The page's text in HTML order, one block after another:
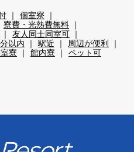
個室寮
寮費・光熱費無料
友人同士同室可
以内 駅近
周辺が便利
寮 館内寮 ペット可